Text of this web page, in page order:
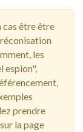
cas être être
les
espion",
prendre
la page